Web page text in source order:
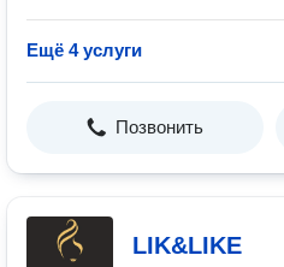
Ещё 4 услуги
Позвонить
LIK&LIKE